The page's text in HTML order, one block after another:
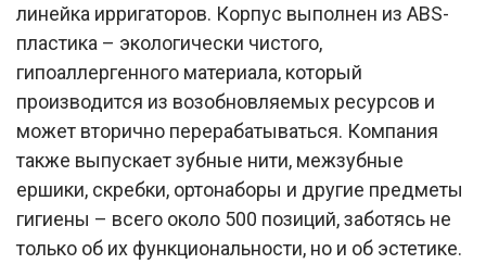
линейка ирригаторов. Корпус выполнен из ABS-
пластика – экологически чистого,
гипоаллергенного материала, который
производится из возобновляемых ресурсов и
может вторично перерабатываться. Компания
также выпускает зубные нити, межзубные
ершики, скребки, ортонаборы и другие предметы
гигиены – всего около 500 позиций, заботясь не
только об их функциональности, но и об эстетике.